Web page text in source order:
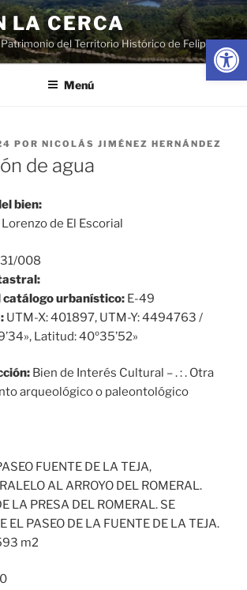
Abrir
LA CERCA
del Territorio Histórico de Felipe II
Menú
POR NICOLÁS JIMÉNEZ HERNÁNDEZ
de agua
bien:
Lorenzo de El Escorial
008
catálogo urbanístico: E-49
UTM-X: 401897, UTM-Y: 4494763 /
Latitud: 40º35’52»
Bien de Interés Cultural – . : . Otra
arqueológico o paleontológico
FUENTE DE LA TEJA,
AL ARROYO DEL ROMERAL.
LA PRESA DEL ROMERAL. SE
EL PASEO DE LA FUENTE DE LA TEJA.
m2